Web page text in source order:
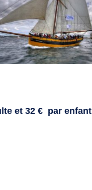
et 32 € par enfant